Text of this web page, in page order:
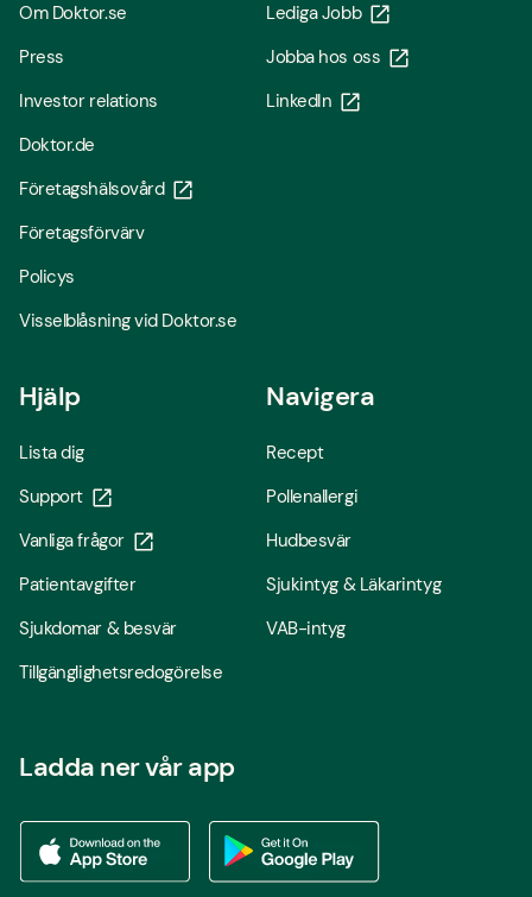
Om Doktor.se
Press
Investor relations
Doktor.de
Företagshälsovård
Företagsförvärv
Policys
Visselblåsning vid Doktor.se
Lediga Jobb
Jobba hos oss
LinkedIn
Hjälp
Lista dig
Support
Vanliga frågor
Patientavgifter
Sjukdomar & besvär
Tillgänglighetsredogörelse
Navigera
Recept
Pollenallergi
Hudbesvär
Sjukintyg & Läkarintyg
VAB-intyg
Ladda ner vår app